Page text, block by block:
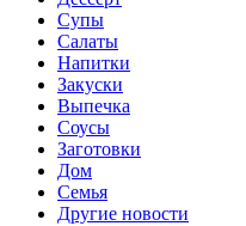
Супы
Салаты
Напитки
Закуски
Выпечка
Соусы
Заготовки
Дом
Семья
Другие новости